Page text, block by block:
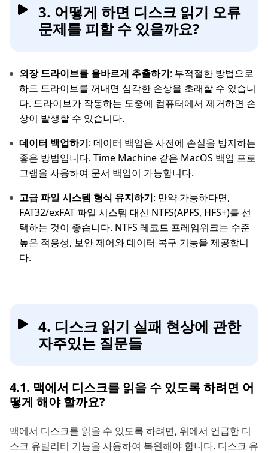
3. 어떻게 하면 디스크 읽기 오류
문제를 피할 수 있을까요?
외장 드라이브를 올바르게 추출하기: 부적절한 방법으로
하드 드라이브를 꺼내면 심각한 손상을 초래할 수 있습니
다. 드라이브가 작동하는 도중에 컴퓨터에서 제거하면 손
상이 발생할 수 있습니다.
데이터 백업하기: 데이터 백업은 사전에 손실을 방지하는
좋은 방법입니다. Time Machine 같은 MacOS 백업 프로
그램을 사용하여 문서 백업이 가능합니다.
고급 파일 시스템 형식 유지하기: 만약 가능하다면,
FAT32/exFAT 파일 시스템 대신 NTFS(APFS, HFS+)를 선
택하는 것이 좋습니다. NTFS 레코드 프레임워크는 수준
높은 적응성, 보안 제어와 데이터 복구 기능을 제공합니
다.
4. 디스크 읽기 실패 현상에 관한
자주있는 질문들
4.1. 맥에서 디스크를 읽을 수 있도록 하려면 어
떻게 해야 할까요?
맥에서 디스크를 읽을 수 있도록 하려면, 위에서 언급한 디
스크 유틸리티 기능을 사용하여 복원해야 합니다. 디스크 유